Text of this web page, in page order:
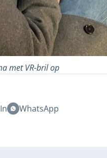
met VR-bril op
WhatsApp